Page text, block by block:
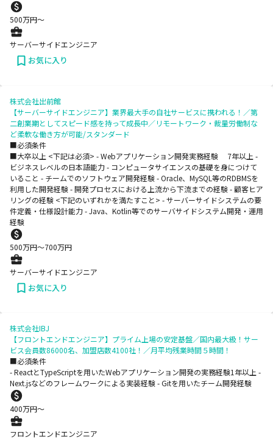
500万円〜
サーバーサイドエンジニア
お気に入り
株式会社出前館
【サーバーサイドエンジニア】業界最大手の自社サービスに携われる！／第
二創業期としてスピード感を持って成長中／リモートワーク・裁量労働制な
ど柔軟な働き方が可能/スタンダード
■必須条件
■大卒以上 <下記は必須> - Webアプリケーション開発実務経験 7年以上 -
ビジネスレベルの日本語能力 - コンピュータサイエンスの基礎を身につけて
いること - チームでのソフトウェア開発経験 - Oracle、MySQL等のRDBMSを
利用した開発経験 - 開発プロセスにおける上流から下流までの経験 - 顧客ヒア
リングの経験 <下記のいずれかを満たすこと> - サーバーサイドシステムの要
件定義・仕様設計能力 - Java、Kotlin等でのサーバサイドシステム開発・運用
経験
500万円〜700万円
サーバーサイドエンジニア
お気に入り
株式会社IBJ
【フロントエンドエンジニア】プライム上場の安定基盤／国内最大級！サー
ビス会員数86000名、加盟店数4100社！／月平均残業時間５時間！
■必須条件
- ReactとTypeScriptを用いたWebアプリケーション開発の実務経験1年以上 -
Next.jsなどのフレームワークによる実装経験 - Gitを用いたチーム開発経験
400万円〜
フロントエンドエンジニア